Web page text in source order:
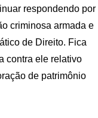
respondendo por
criminosa armada e
de Direito. Fica
contra ele relativo
de patrimônio